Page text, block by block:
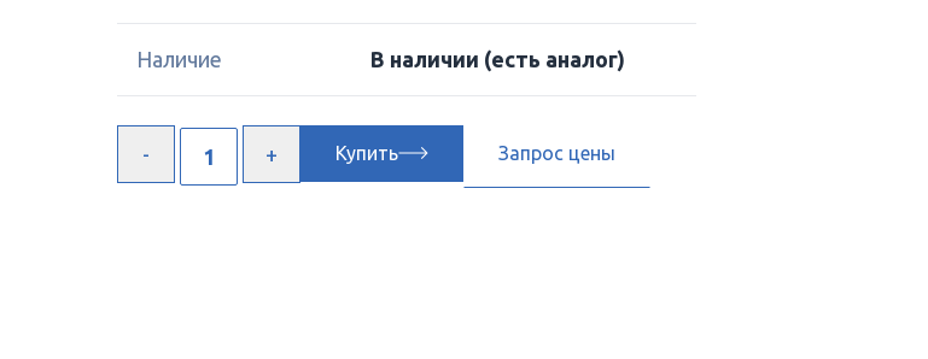
Наличие В наличии (есть аналог)
Купить Запрос цены